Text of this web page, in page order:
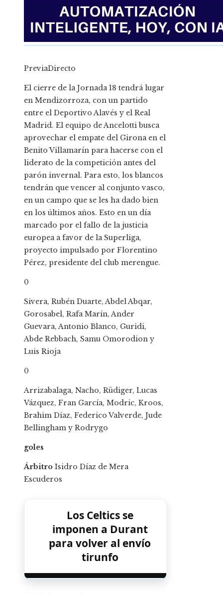
PreviaDirecto
El cierre de la Jornada 18 tendrá lugar
en Mendizorroza, con un partido
entre el Deportivo Alavés y el Real
Madrid. El equipo de Ancelotti busca
aprovechar el empate del Girona en el
Benito Villamarín para hacerse con el
liderato de la competición antes del
parón invernal. Para esto, los blancos
tendrán que vencer al conjunto vasco,
en un campo que se les ha dado bien
en los últimos años. Esto en un día
marcado por el fallo de la justicia
europea a favor de la Superliga,
proyecto impulsado por Florentino
Pérez, presidente del club merengue.
0
Sivera, Rubén Duarte, Abdel Abqar,
Gorosabel, Rafa Marín, Ander
Guevara, Antonio Blanco, Guridi,
Abde Rebbach, Samu Omorodion y
Luis Rioja
0
Arrizabalaga, Nacho, Rüdiger, Lucas
Vázquez, Fran García, Modric, Kroos,
Brahim Díaz, Federico Valverde, Jude
Bellingham y Rodrygo
goles
Árbitro Isidro Díaz de Mera
Escuderos
Los Celtics se
imponen a Durant
para volver al envío
tirunfo